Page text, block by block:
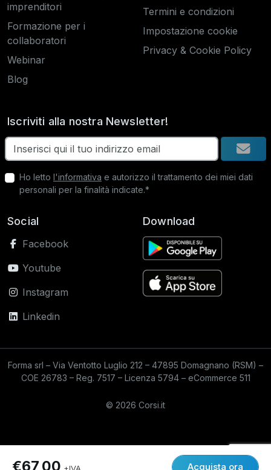
€67,00 +IVA Acquista ora
imprenditori
Formazione per i
collaboratori
Webinar
Blog
Termini e condizioni
Impostazione cookie
Privacy & Cookie Policy
Iscriviti alla nostra Newsletter!
Ho letto l'informativa e autorizzo il trattamento dei miei dati
personali per la finalità indicate.*
Social
Facebook
Youtube
Instagram
Linkedin
Download
Forma srl – Via Ventotto Luglio 212 – 47895 Domagnano (RSM) –
COE 26783 – Reg. 7517 – Licenza 5794 – eCommerce 511
© 2026 Corsi.it